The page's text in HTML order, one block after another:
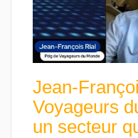
Jean-
Voyageurs
un secteur